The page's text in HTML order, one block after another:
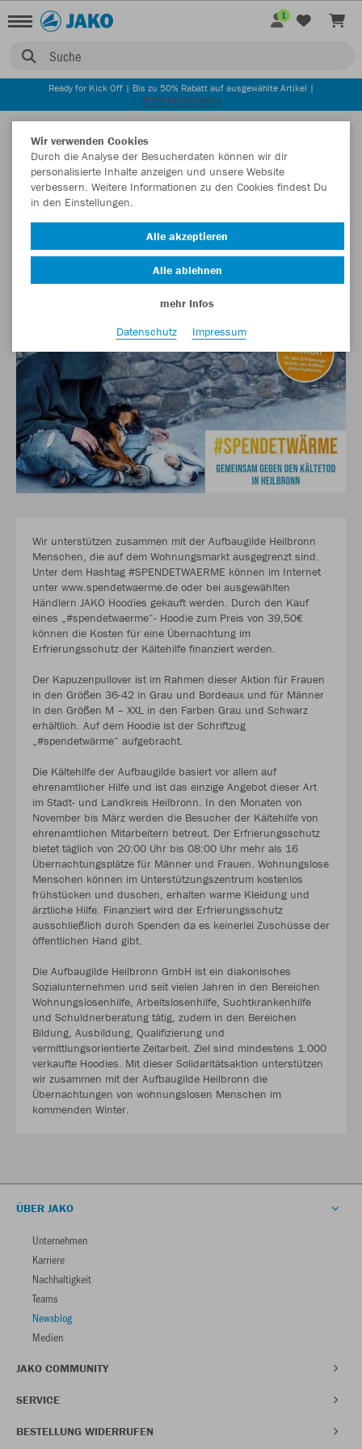
Suche
1
Ready for Kick Off | Bis zu 50% Rabatt auf ausgewählte Artikel |
JETZT ENTDECKEN
17.08.2018
Hoodie Aktion für Aufbaugilde Heilbronn
Wir unterstützen Menschen, die auf dem Wohnungsmarkt
Wir unterstützen zusammen mit der Aufbaugilde Heilbronn
Menschen, die auf dem Wohnungsmarkt ausgegrenzt sind.
Unter dem Hashtag #SPENDETWAERME können im Internet
unter www.spendetwaerme.de oder bei ausgewählten
Händlern JAKO Hoodies gekauft werden. Durch den Kauf
eines „#spendetwaerme“- Hoodie zum Preis von 39,50€
können die Kosten für eine Übernachtung im
Erfrierungsschutz der Kältehilfe finanziert werden.
Der Kapuzenpullover ist im Rahmen dieser Aktion für Frauen
in den Größen 36-42 in Grau und Bordeaux und für Männer
in den Größen M – XXL in den Farben Grau und Schwarz
erhältlich. Auf dem Hoodie ist der Schriftzug
„#spendetwärme“ aufgebracht.
Die Kältehilfe der Aufbaugilde basiert vor allem auf
ehrenamtlicher Hilfe und ist das einzige Angebot dieser Art
im Stadt- und Landkreis Heilbronn. In den Monaten von
November bis März werden die Besucher der Kältehilfe von
ehrenamtlichen Mitarbeitern betreut. Der Erfrierungsschutz
bietet täglich von 20:00 Uhr bis 08:00 Uhr mehr als 16
Übernachtungsplätze für Männer und Frauen. Wohnungslose
Menschen können im Unterstützungszentrum kostenlos
frühstücken und duschen, erhalten warme Kleidung und
ärztliche Hilfe. Finanziert wird der Erfrierungsschutz
ausschließlich durch Spenden da es keinerlei Zuschüsse der
öffentlichen Hand gibt.
Die Aufbaugilde Heilbronn GmbH ist ein diakonisches
Sozialunternehmen und seit vielen Jahren in den Bereichen
Wohnungslosenhilfe, Arbeitslosenhilfe, Suchtkrankenhilfe
und Schuldnerberatung tätig, zudem in den Bereichen
Bildung, Ausbildung, Qualifizierung und
vermittlungsorientierte Zeitarbeit. Ziel sind mindestens 1.000
verkaufte Hoodies. Mit dieser Solidaritätsaktion unterstützen
wir zusammen mit der Aufbaugilde Heilbronn die
Übernachtungen von wohnungslosen Menschen im
kommenden Winter.
ÜBER JAKO
Unternehmen
Karriere
Nachhaltigkeit
Teams
Newsblog
Medien
JAKO COMMUNITY
SERVICE
BESTELLUNG WIDERRUFEN
Wir verwenden Cookies
Durch die Analyse der Besucherdaten können wir dir
personalisierte Inhalte anzeigen und unsere Website
verbessern. Weitere Informationen zu den Cookies findest Du
in den Einstellungen.
Alle akzeptieren
Alle ablehnen
mehr Infos
Datenschutz
Impressum